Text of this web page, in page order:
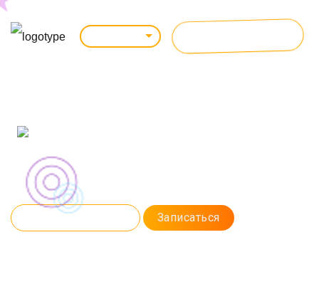
Научитесь писать автоматизированные тесты на Java. Изучим
фреймворки Selenium и Cucumber. Разберем CI/CD и настроим сервер
для автоматизации Jenkins.
Программа курса Записаться